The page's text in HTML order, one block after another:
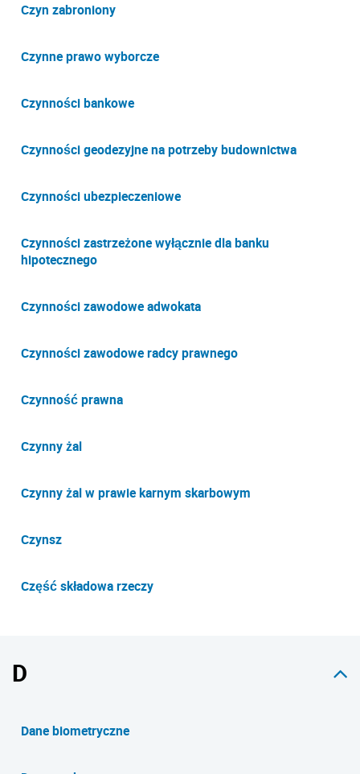
Czyn zabroniony
Czynne prawo wyborcze
Czynności bankowe
Czynności geodezyjne na potrzeby budownictwa
Czynności ubezpieczeniowe
Czynności zastrzeżone wyłącznie dla banku
hipotecznego
Czynności zawodowe adwokata
Czynności zawodowe radcy prawnego
Czynność prawna
Czynny żal
Czynny żal w prawie karnym skarbowym
Czynsz
Część składowa rzeczy
D
Dane biometryczne